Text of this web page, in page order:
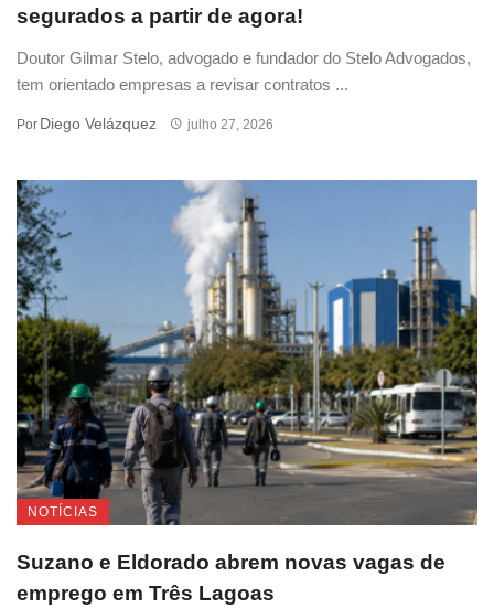
segurados a partir de agora!
Doutor Gilmar Stelo, advogado e fundador do Stelo Advogados,
tem orientado empresas a revisar contratos ...
Por Diego Velázquez julho 27, 2026
NOTÍCIAS
Suzano e Eldorado abrem novas vagas de
emprego em Três Lagoas